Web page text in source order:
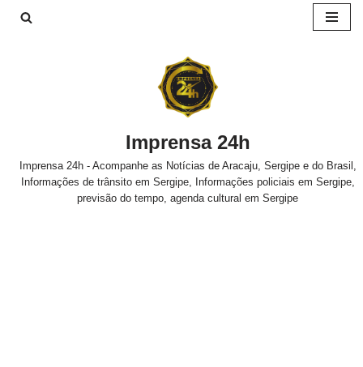
Imprensa 24h
Imprensa 24h - Acompanhe as Notícias de Aracaju, Sergipe e do Brasil,
Informações de trânsito em Sergipe, Informações policiais em Sergipe,
previsão do tempo, agenda cultural em Sergipe